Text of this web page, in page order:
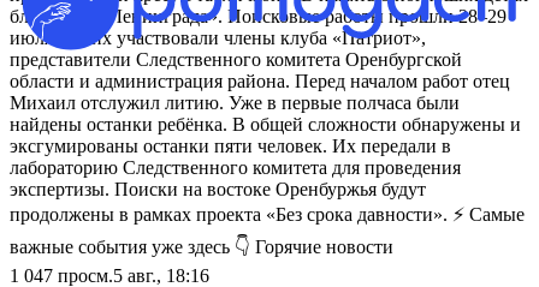
блокадного Ленинграда». Поисковые работы прошли 28–29
июля. В них участвовали члены клуба «Патриот»,
представители Следственного комитета Оренбургской
области и администрация района. Перед началом работ отец
Михаил отслужил литию. Уже в первые полчаса были
найдены останки ребёнка. В общей сложности обнаружены и
эксгумированы останки пяти человек. Их передали в
лабораторию Следственного комитета для проведения
экспертизы. Поиски на востоке Оренбуржья будут
продолжены в рамках проекта «Без срока давности». ⚡ Самые
важные события уже здесь 👇 Горячие новости
1 047 просм.5 авг., 18:16